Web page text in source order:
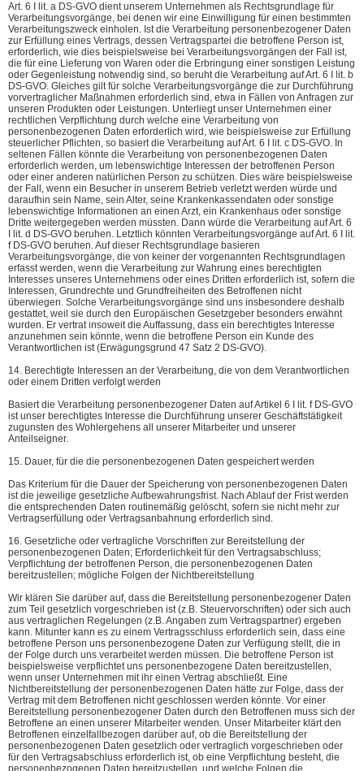
Art. 6 I lit. a DS-GVO dient unserem Unternehmen als Rechtsgrundlage für
Verarbeitungsvorgänge, bei denen wir eine Einwilligung für einen bestimmten
Verarbeitungszweck einholen. Ist die Verarbeitung personenbezogener Daten
zur Erfüllung eines Vertrags, dessen Vertragspartei die betroffene Person ist,
erforderlich, wie dies beispielsweise bei Verarbeitungsvorgängen der Fall ist,
die für eine Lieferung von Waren oder die Erbringung einer sonstigen Leistung
oder Gegenleistung notwendig sind, so beruht die Verarbeitung auf Art. 6 I lit. b
DS-GVO. Gleiches gilt für solche Verarbeitungsvorgänge die zur Durchführung
vorvertraglicher Maßnahmen erforderlich sind, etwa in Fällen von Anfragen zur
unseren Produkten oder Leistungen. Unterliegt unser Unternehmen einer
rechtlichen Verpflichtung durch welche eine Verarbeitung von
personenbezogenen Daten erforderlich wird, wie beispielsweise zur Erfüllung
steuerlicher Pflichten, so basiert die Verarbeitung auf Art. 6 I lit. c DS-GVO. In
seltenen Fällen könnte die Verarbeitung von personenbezogenen Daten
erforderlich werden, um lebenswichtige Interessen der betroffenen Person
oder einer anderen natürlichen Person zu schützen. Dies wäre beispielsweise
der Fall, wenn ein Besucher in unserem Betrieb verletzt werden würde und
daraufhin sein Name, sein Alter, seine Krankenkassendaten oder sonstige
lebenswichtige Informationen an einen Arzt, ein Krankenhaus oder sonstige
Dritte weitergegeben werden müssten. Dann würde die Verarbeitung auf Art. 6
I lit. d DS-GVO beruhen. Letztlich könnten Verarbeitungsvorgänge auf Art. 6 I lit.
f DS-GVO beruhen. Auf dieser Rechtsgrundlage basieren
Verarbeitungsvorgänge, die von keiner der vorgenannten Rechtsgrundlagen
erfasst werden, wenn die Verarbeitung zur Wahrung eines berechtigten
Interesses unseres Unternehmens oder eines Dritten erforderlich ist, sofern die
Interessen, Grundrechte und Grundfreiheiten des Betroffenen nicht
überwiegen. Solche Verarbeitungsvorgänge sind uns insbesondere deshalb
gestattet, weil sie durch den Europäischen Gesetzgeber besonders erwähnt
wurden. Er vertrat insoweit die Auffassung, dass ein berechtigtes Interesse
anzunehmen sein könnte, wenn die betroffene Person ein Kunde des
Verantwortlichen ist (Erwägungsgrund 47 Satz 2 DS-GVO).
14. Berechtigte Interessen an der Verarbeitung, die von dem Verantwortlichen
oder einem Dritten verfolgt werden
Basiert die Verarbeitung personenbezogener Daten auf Artikel 6 I lit. f DS-GVO
ist unser berechtigtes Interesse die Durchführung unserer Geschäftstätigkeit
zugunsten des Wohlergehens all unserer Mitarbeiter und unserer
Anteilseigner.
15. Dauer, für die die personenbezogenen Daten gespeichert werden
Das Kriterium für die Dauer der Speicherung von personenbezogenen Daten
ist die jeweilige gesetzliche Aufbewahrungsfrist. Nach Ablauf der Frist werden
die entsprechenden Daten routinemäßig gelöscht, sofern sie nicht mehr zur
Vertragserfüllung oder Vertragsanbahnung erforderlich sind.
16. Gesetzliche oder vertragliche Vorschriften zur Bereitstellung der
personenbezogenen Daten; Erforderlichkeit für den Vertragsabschluss;
Verpflichtung der betroffenen Person, die personenbezogenen Daten
bereitzustellen; mögliche Folgen der Nichtbereitstellung
Wir klären Sie darüber auf, dass die Bereitstellung personenbezogener Daten
zum Teil gesetzlich vorgeschrieben ist (z.B. Steuervorschriften) oder sich auch
aus vertraglichen Regelungen (z.B. Angaben zum Vertragspartner) ergeben
kann. Mitunter kann es zu einem Vertragsschluss erforderlich sein, dass eine
betroffene Person uns personenbezogene Daten zur Verfügung stellt, die in
der Folge durch uns verarbeitet werden müssen. Die betroffene Person ist
beispielsweise verpflichtet uns personenbezogene Daten bereitzustellen,
wenn unser Unternehmen mit ihr einen Vertrag abschließt. Eine
Nichtbereitstellung der personenbezogenen Daten hätte zur Folge, dass der
Vertrag mit dem Betroffenen nicht geschlossen werden könnte. Vor einer
Bereitstellung personenbezogener Daten durch den Betroffenen muss sich der
Betroffene an einen unserer Mitarbeiter wenden. Unser Mitarbeiter klärt den
Betroffenen einzelfallbezogen darüber auf, ob die Bereitstellung der
personenbezogenen Daten gesetzlich oder vertraglich vorgeschrieben oder
für den Vertragsabschluss erforderlich ist, ob eine Verpflichtung besteht, die
personenbezogenen Daten bereitzustellen, und welche Folgen die